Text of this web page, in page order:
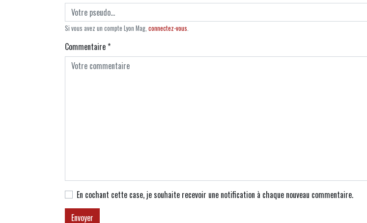
Si vous avez un compte Lyon Mag, connectez-vous.
Commentaire*
En cochant cette case, je souhaite recevoir une notification à chaque nouveau commentaire.